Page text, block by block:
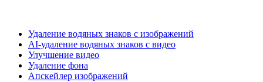
Удаление водяных знаков с изображений
AI-удаление водяных знаков с видео
Улучшение видео
Удаление фона
Апскейлер изображений